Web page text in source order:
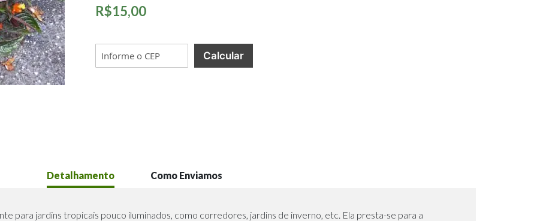
R$15,00
Calcular
Detalhamento
para jardins tropicais pouco iluminados, como corredores, jardins de inverno, etc. Ela presta-se para a
Como Enviamos